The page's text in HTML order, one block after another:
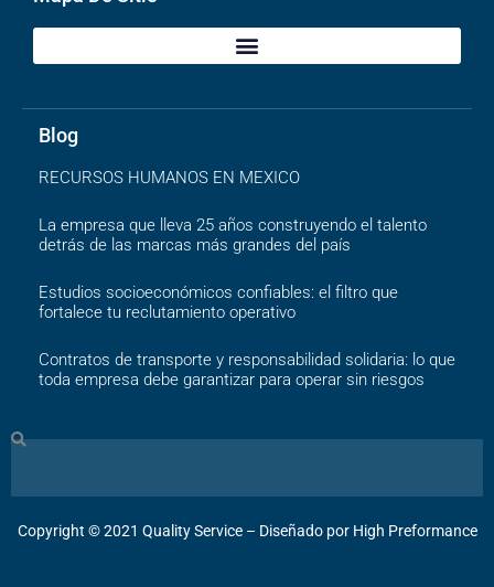
Blog
RECURSOS HUMANOS EN MEXICO
La empresa que lleva 25 años construyendo el talento
detrás de las marcas más grandes del país
Estudios socioeconómicos confiables: el filtro que
fortalece tu reclutamiento operativo
Contratos de transporte y responsabilidad solidaria: lo que
toda empresa debe garantizar para operar sin riesgos
Search
Copyright ©️ 2021 Quality Service – Diseñado por High Preformance